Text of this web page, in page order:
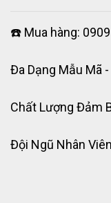
☎️ Mua hàng:
Đa Dạng Mẫu Mã
Chất Lượng Đảm
Đội Ngũ Nhân